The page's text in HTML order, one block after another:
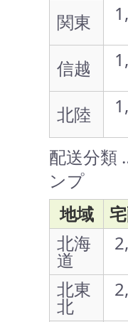
関東
信越
北陸
配送分類
ンプ
地域
北海
道
北東
北